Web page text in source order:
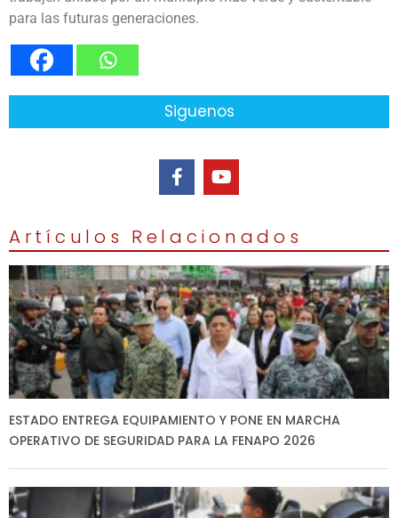
para las futuras generaciones.
Siguenos
Artículos Relacionados
ESTADO ENTREGA EQUIPAMIENTO Y PONE EN MARCHA
OPERATIVO DE SEGURIDAD PARA LA FENAPO 2026